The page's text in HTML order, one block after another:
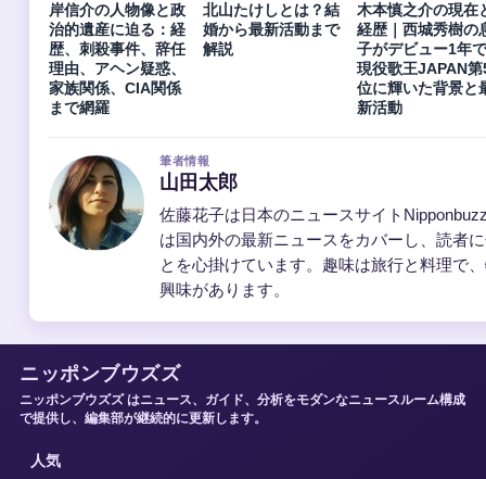
岸信介の人物像と政
治的遺産に迫る：経
歴、刺殺事件、辞任
理由、アヘン疑惑、
家族関係、CIA関係
まで網羅
北山たけしとは？結
婚から最新活動まで
解説
木本慎之介の現在
経歴｜西城秀樹の
子がデビュー1年で
現役歌王JAPAN第
位に輝いた背景と
新活動
筆者情報
山田太郎
佐藤花子は日本のニュースサイト
は国内外の最新ニュースをカバーし、読者
とを心掛けています。趣味は旅行と料理で
興味があります。
ニッポンブウズズ
ニッポンブウズズ はニュース、ガイド、分析をモダンなニュースルーム構成
で提供し、編集部が継続的に更新します。
人気